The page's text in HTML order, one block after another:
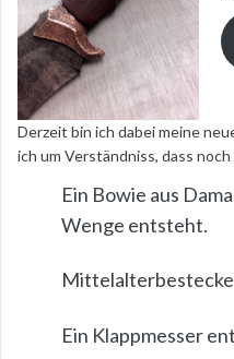
Derzeit bin ich dabei meine
ich um Verständniss, dass
Ein Bowie aus
Wenge entsteht.
Ein Klappmesser